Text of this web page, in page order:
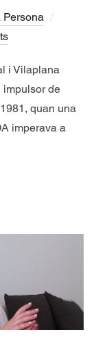
Persona
i Vilaplana
impulsor de
quan una
imperava a